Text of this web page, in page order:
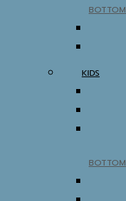
BOTTOM
KIDS
BOTTOM